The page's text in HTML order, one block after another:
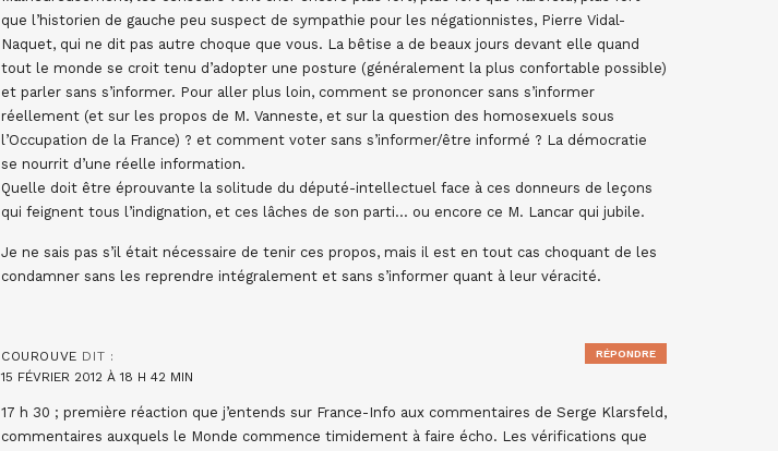
que l’historien de gauche peu suspect de sympathie pour les négationnistes, Pierre Vidal-
Naquet, qui ne dit pas autre choque que vous. La bêtise a de beaux jours devant elle quand
tout le monde se croit tenu d’adopter une posture (généralement la plus confortable possible)
et parler sans s’informer. Pour aller plus loin, comment se prononcer sans s’informer
réellement (et sur les propos de M. Vanneste, et sur la question des homosexuels sous
l’Occupation de la France) ? et comment voter sans s’informer/être informé ? La démocratie
se nourrit d’une réelle information.
Quelle doit être éprouvante la solitude du député-intellectuel face à ces donneurs de leçons
qui feignent tous l’indignation, et ces lâches de son parti… ou encore ce M. Lancar qui jubile.
Je ne sais pas s’il était nécessaire de tenir ces propos, mais il est en tout cas choquant de les
condamner sans les reprendre intégralement et sans s’informer quant à leur véracité.
COUROUVE DIT :
15 FÉVRIER 2012 À 18 H 42 MIN
17 h 30 ; première réaction que j’entends sur France-Info aux commentaires de Serge Klarsfeld,
commentaires auxquels le Monde commence timidement à faire écho. Les vérifications que
RÉPONDRE